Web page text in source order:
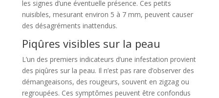
les signes d’une éventuelle présence. Ces petits
nuisibles, mesurant environ 5 à 7 mm, peuvent causer
des désagréments inattendus.
Piqûres visibles sur la peau
L’un des premiers indicateurs d’une infestation provient
des piqûres sur la peau. Il n’est pas rare d’observer des
démangeaisons, des rougeurs, souvent en zigzag ou
regroupées. Ces symptômes peuvent être confondus